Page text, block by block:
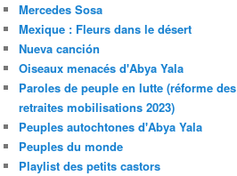
Mercedes Sosa
Mexique : Fleurs dans le désert
Nueva canción
Oiseaux menacés d'Abya Yala
Paroles de peuple en lutte (réforme des
retraites mobilisations 2023)
Peuples autochtones d'Abya Yala
Peuples du monde
Playlist des petits castors